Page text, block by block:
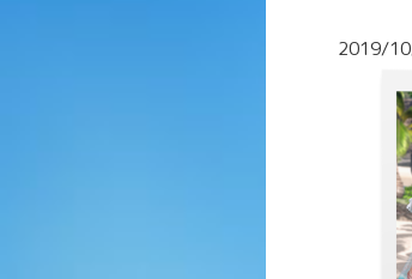
2019/